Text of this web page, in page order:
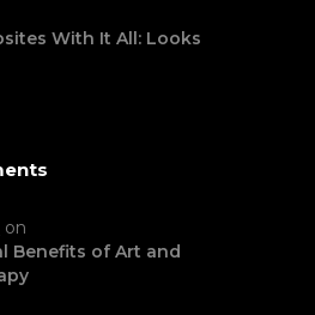
With It All: Looks
on
Benefits of Art and